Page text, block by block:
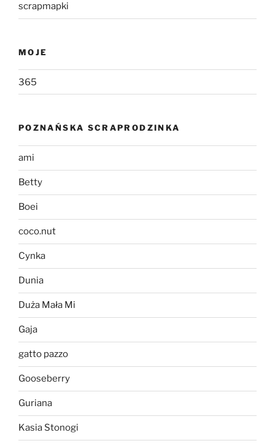
scrapmapki
MOJE
365
POZNAŃSKA SCRAPRODZINKA
ami
Betty
Boei
coco.nut
Cynka
Dunia
Duża Mała Mi
Gaja
gatto pazzo
Gooseberry
Guriana
Kasia Stonogi